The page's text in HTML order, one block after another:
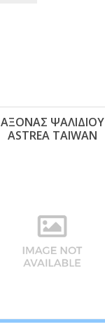
ΑΞΟΝΑΣ ΨΑΛΙΔΙΟΥ
ΑSΤRΕΑ ΤΑΙWΑΝ